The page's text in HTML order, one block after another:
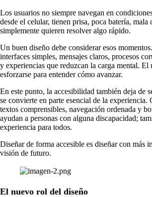
Los usuarios no siempre navegan en
desde el celular, tienen prisa, poca batería, mala
simplemente quieren resolver algo rápido.
Un buen diseño debe considerar esos
interfaces simples, mensajes claros, procesos
y experiencias que reduzcan la carga mental. El
esforzarse para entender cómo avanzar.
En este punto, la accesibilidad también deja de
se convierte en parte esencial de la experiencia.
textos comprensibles, navegación ordenada y
ayudan a personas con alguna discapacidad;
experiencia para todos.
Diseñar de forma accesible es diseñar con más
visión de futuro.
El nuevo rol del diseño